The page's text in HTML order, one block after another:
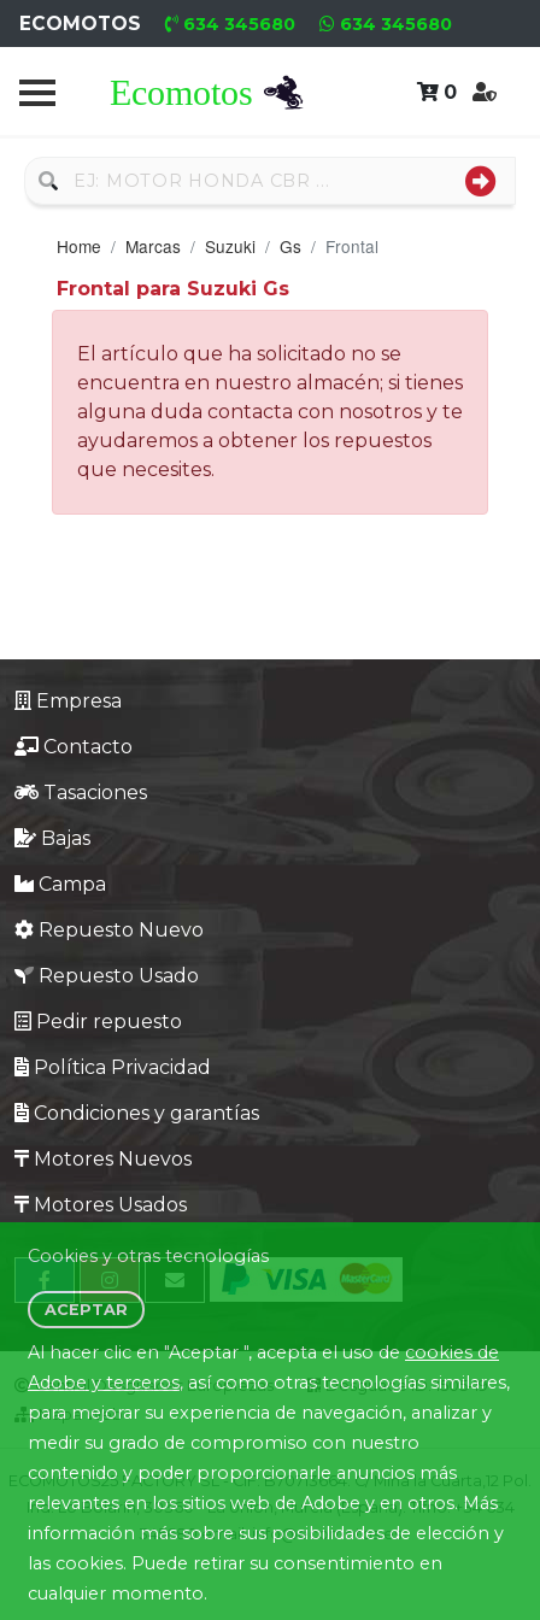
ECOMOTOS 634 345680 634 345680
0
Home
Usado
Neumáticos
Campa
Motores
Nuevos
Motores
Usados
Empresa
Contacto
Home Marcas Suzuki Gs Frontal
Frontal para Suzuki Gs
El artículo que ha solicitado no se
encuentra en nuestro almacén; si tienes
alguna duda contacta con nosotros y te
ayudaremos a obtener los repuestos
que necesites.
Empresa
Contacto
Tasaciones
Bajas
Campa
Repuesto Nuevo
Repuesto Usado
Pedir repuesto
Política Privacidad
Condiciones y garantías
Motores Nuevos
Motores Usados
Central Desguaces Europiezas
Desguace ID. 1505-19
Mapa Web
ECOMOTOS25 FACTORY SL - CIF: B70713664. C/ Mina la Cuarta,12 Pol.
Ind. Lo Bolarín, 30360 - La Union, Murcia (España). Tlfno. +34 634
345680 email: info@ecomotos.es
Cookies y otras tecnologías
ACEPTAR
Al hacer clic en "Aceptar ", acepta el uso decookies de
Adobe y terceros, así como otras tecnologías similares,
para mejorar su experiencia de navegación, analizar y
medir su grado de compromiso con nuestro
contenido y poder proporcionarle anuncios más
relevantes en los sitios web de Adobe y en otros. Más
información más sobre sus posibilidades de elección y
las cookies. Puede retirar su consentimiento en
cualquier momento.